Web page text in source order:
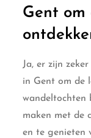
Gent om
Ja, er zijn
in Gent om de
wandeltochten
maken met de
en te genieten